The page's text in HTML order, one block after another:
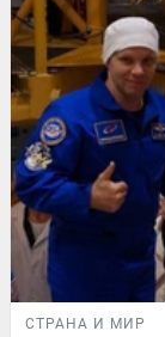
СТРАНА И МИР